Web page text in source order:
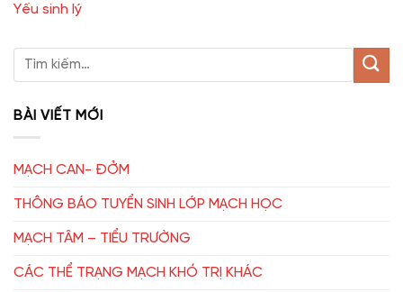
Yếu sinh lý
BÀI VIẾT MỚI
MẠCH CAN- ĐỞM
THÔNG BÁO TUYỂN SINH LỚP MẠCH HỌC
MẠCH TÂM – TIỂU TRƯỜNG
CÁC THỂ TRẠNG MẠCH KHÓ TRỊ KHÁC